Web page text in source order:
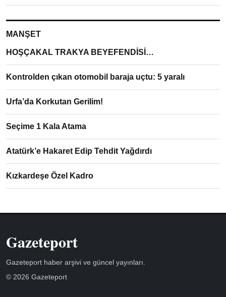
MANŞET
HOŞÇAKAL TRAKYA BEYEFENDİSİ…
Kontrolden çıkan otomobil baraja uçtu: 5 yaralı
Urfa’da Korkutan Gerilim!
Seçime 1 Kala Atama
Atatürk’e Hakaret Edip Tehdit Yağdırdı
Kızkardeşe Özel Kadro
Gazeteport
Gazeteport haber arşivi ve güncel yayınları.
© 2026 Gazeteport